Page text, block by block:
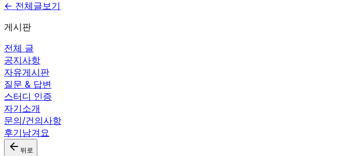
← 전체글보기
게시판
전체 글
공지사항
자유게시판
질문 & 답변
스터디 인증
자기소개
문의/건의사항
후기남겨요
뒤로